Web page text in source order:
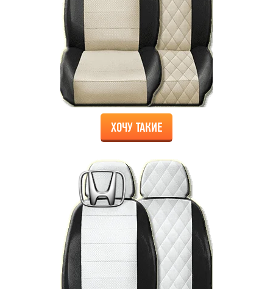
ХОЧУ ТАКИЕ